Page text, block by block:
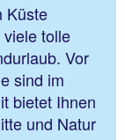
Küste
tolle
Vor
sind im
bietet Ihnen
und Natur